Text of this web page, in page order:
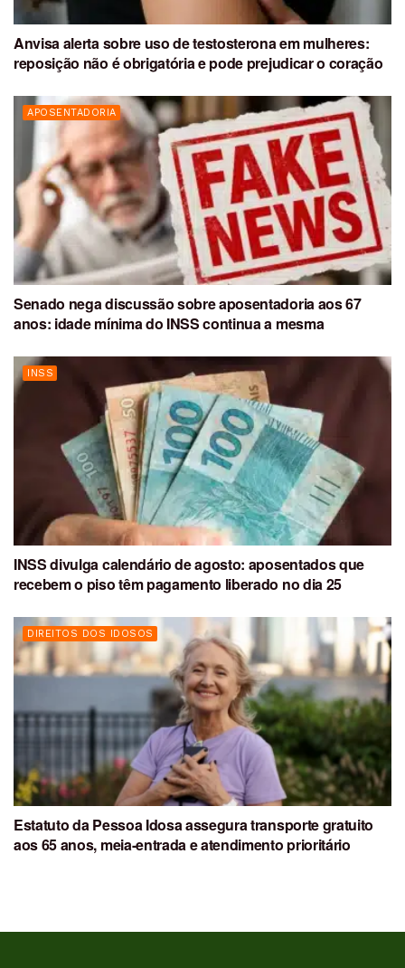
Anvisa alerta sobre uso de testosterona em mulheres:
reposição não é obrigatória e pode prejudicar o coração
APOSENTADORIA
Senado nega discussão sobre aposentadoria aos 67
anos: idade mínima do INSS continua a mesma
INSS
INSS divulga calendário de agosto: aposentados que
recebem o piso têm pagamento liberado no dia 25
DIREITOS DOS IDOSOS
Estatuto da Pessoa Idosa assegura transporte gratuito
aos 65 anos, meia-entrada e atendimento prioritário